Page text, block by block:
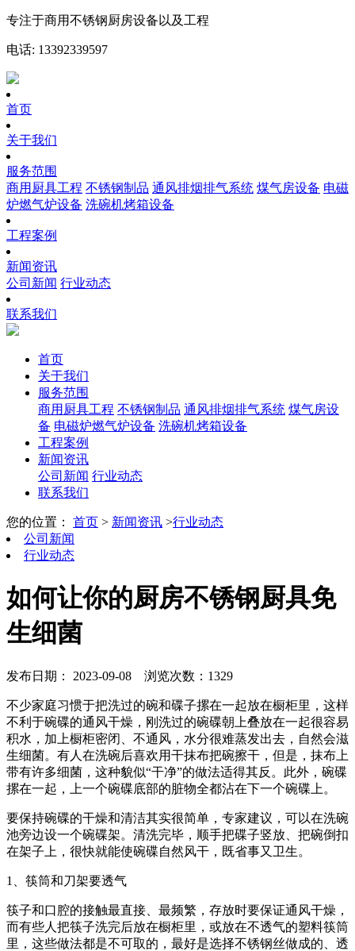
专注于商用不锈钢厨房设备以及工程
电话: 13392339597
首页
关于我们
服务范围
商用厨具工程 不锈钢制品 通风排烟排气系统 煤气房设备 电磁
炉燃气炉设备 洗碗机烤箱设备
工程案例
新闻资讯
公司新闻 行业动态
联系我们
首页
关于我们
服务范围
商用厨具工程 不锈钢制品 通风排烟排气系统 煤气房设
备 电磁炉燃气炉设备 洗碗机烤箱设备
工程案例
新闻资讯
公司新闻 行业动态
联系我们
您的位置： 首页 > 新闻资讯 >行业动态
公司新闻
行业动态
如何让你的厨房不锈钢厨具免
生细菌
发布日期： 2023-09-08 浏览次数：1329
不少家庭习惯于把洗过的碗和碟子摞在一起放在橱柜里，这样
不利于碗碟的通风干燥，刚洗过的碗碟朝上叠放在一起很容易
积水，加上橱柜密闭、不通风，水分很难蒸发出去，自然会滋
生细菌。有人在洗碗后喜欢用干抹布把碗擦干，但是，抹布上
带有许多细菌，这种貌似“干净”的做法适得其反。此外，碗碟
摞在一起，上一个碗碟底部的脏物全都沾在下一个碗碟上。
要保持碗碟的干燥和清洁其实很简单，专家建议，可以在洗碗
池旁边设一个碗碟架。清洗完毕，顺手把碟子竖放、把碗倒扣
在架子上，很快就能使碗碟自然风干，既省事又卫生。
1、筷筒和刀架要透气
筷子和口腔的接触最直接、最频繁，存放时要保证通风干燥，
而有些人把筷子洗完后放在橱柜里，或放在不透气的塑料筷筒
里，这些做法都是不可取的，最好是选择不锈钢丝做成的、透